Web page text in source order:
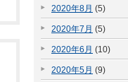
2020年8月 (5)
2020年7月 (5)
2020年6月 (10)
2020年5月 (9)